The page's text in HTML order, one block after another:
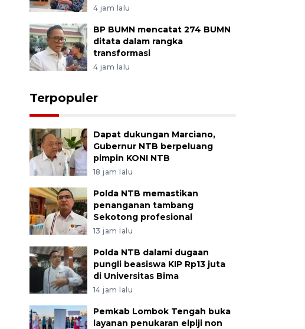
4 jam lalu
BP BUMN mencatat 274 BUMN
ditata dalam rangka
transformasi
4 jam lalu
Terpopuler
Dapat dukungan Marciano,
Gubernur NTB berpeluang
pimpin KONI NTB
18 jam lalu
Polda NTB memastikan
penanganan tambang
Sekotong profesional
13 jam lalu
Polda NTB dalami dugaan
pungli beasiswa KIP Rp13 juta
di Universitas Bima
14 jam lalu
Pemkab Lombok Tengah buka
layanan penukaran elpiji non